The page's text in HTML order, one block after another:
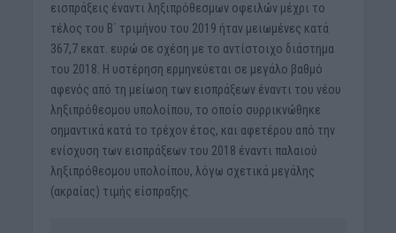
εισπράξεις έναντι ληξιπρόθεσμων οφειλών μέχρι το
τέλος του Β΄ τριμήνου του 2019 ήταν μειωμένες κατά
367,7 εκατ. ευρώ σε σχέση με το αντίστοιχο διάστημα
του 2018. Η υστέρηση ερμηνεύεται σε μεγάλο βαθμό
αφενός από τη μείωση των εισπράξεων έναντι του νέου
ληξιπρόθεσμου υπολοίπου, το οποίο συρρικνώθηκε
σημαντικά κατά το τρέχον έτος, και αφετέρου από την
ενίσχυση των εισπράξεων του 2018 έναντι παλαιού
ληξιπρόθεσμου υπολοίπου, λόγω σχετικά μεγάλης
(ακραίας) τιμής είσπραξης.